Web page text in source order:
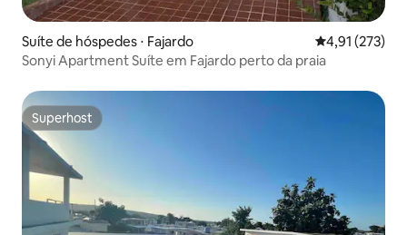
Suíte de hóspedes ⋅ Fajardo 4,91 de uma
4,91 (273)
Sonyi Apartment Suíte em Fajardo perto da praia
Superhost
Superhost